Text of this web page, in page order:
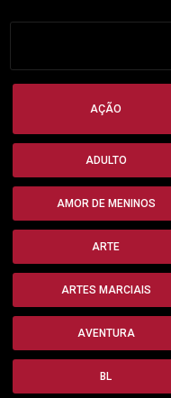
AÇÃO
ADULTO
AMOR DE MENINOS
ARTE
ARTES MARCIAIS
AVENTURA
BL